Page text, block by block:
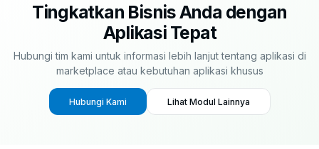
Tingkatkan Bisnis Anda dengan
Aplikasi Tepat
Hubungi tim kami untuk informasi lebih lanjut tentang aplikasi di
marketplace atau kebutuhan aplikasi khusus
Hubungi Kami Lihat Modul Lainnya